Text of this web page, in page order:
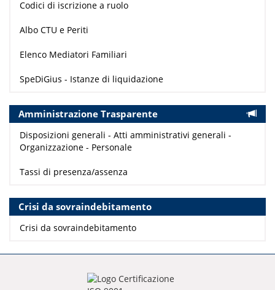
Codici di iscrizione a ruolo
Albo CTU e Periti
Elenco Mediatori Familiari
SpeDiGius - Istanze di liquidazione
Amministrazione Trasparente
Disposizioni generali - Atti amministrativi generali -
Organizzazione - Personale
Tassi di presenza/assenza
Crisi da sovraindebitamento
Crisi da sovraindebitamento